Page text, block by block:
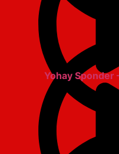
Yohay